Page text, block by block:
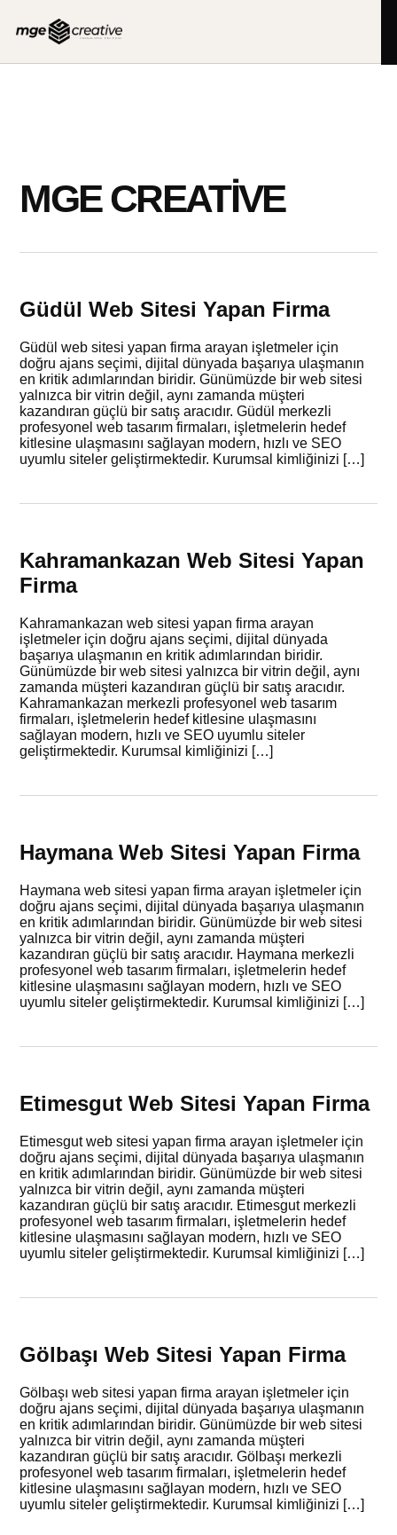
MGE CREATIVE
Güdül Web Sitesi Yapan Firma
Güdül web sitesi yapan firma arayan işletmeler için
doğru ajans seçimi, dijital dünyada başarıya ulaşmanın
en kritik adımlarından biridir. Günümüzde bir web sitesi
yalnızca bir vitrin değil, aynı zamanda müşteri
kazandıran güçlü bir satış aracıdır. Güdül merkezli
profesyonel web tasarım firmaları, işletmelerin hedef
kitlesine ulaşmasını sağlayan modern, hızlı ve SEO
uyumlu siteler geliştirmektedir. Kurumsal kimliğinizi […]
Kahramankazan Web Sitesi Yapan
Firma
Kahramankazan web sitesi yapan firma arayan
işletmeler için doğru ajans seçimi, dijital dünyada
başarıya ulaşmanın en kritik adımlarından biridir.
Günümüzde bir web sitesi yalnızca bir vitrin değil, aynı
zamanda müşteri kazandıran güçlü bir satış aracıdır.
Kahramankazan merkezli profesyonel web tasarım
firmaları, işletmelerin hedef kitlesine ulaşmasını
sağlayan modern, hızlı ve SEO uyumlu siteler
geliştirmektedir. Kurumsal kimliğinizi […]
Haymana Web Sitesi Yapan Firma
Haymana web sitesi yapan firma arayan işletmeler için
doğru ajans seçimi, dijital dünyada başarıya ulaşmanın
en kritik adımlarından biridir. Günümüzde bir web sitesi
yalnızca bir vitrin değil, aynı zamanda müşteri
kazandıran güçlü bir satış aracıdır. Haymana merkezli
profesyonel web tasarım firmaları, işletmelerin hedef
kitlesine ulaşmasını sağlayan modern, hızlı ve SEO
uyumlu siteler geliştirmektedir. Kurumsal kimliğinizi […]
Etimesgut Web Sitesi Yapan Firma
Etimesgut web sitesi yapan firma arayan işletmeler için
doğru ajans seçimi, dijital dünyada başarıya ulaşmanın
en kritik adımlarından biridir. Günümüzde bir web sitesi
yalnızca bir vitrin değil, aynı zamanda müşteri
kazandıran güçlü bir satış aracıdır. Etimesgut merkezli
profesyonel web tasarım firmaları, işletmelerin hedef
kitlesine ulaşmasını sağlayan modern, hızlı ve SEO
uyumlu siteler geliştirmektedir. Kurumsal kimliğinizi […]
Gölbaşı Web Sitesi Yapan Firma
Gölbaşı web sitesi yapan firma arayan işletmeler için
doğru ajans seçimi, dijital dünyada başarıya ulaşmanın
en kritik adımlarından biridir. Günümüzde bir web sitesi
yalnızca bir vitrin değil, aynı zamanda müşteri
kazandıran güçlü bir satış aracıdır. Gölbaşı merkezli
profesyonel web tasarım firmaları, işletmelerin hedef
kitlesine ulaşmasını sağlayan modern, hızlı ve SEO
uyumlu siteler geliştirmektedir. Kurumsal kimliğinizi […]